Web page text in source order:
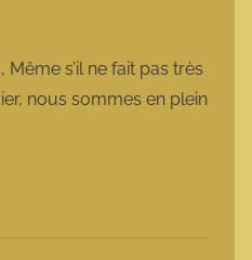
s’il ne fait pas très
nous sommes en plein